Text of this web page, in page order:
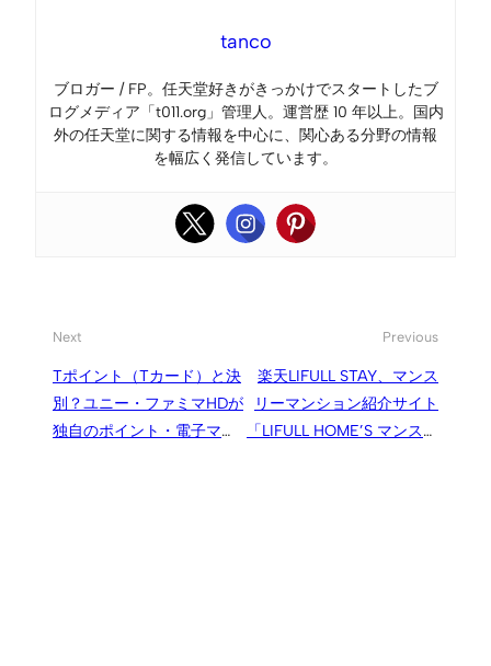
tanco
ブロガー / FP。任天堂好きがきっかけでスタートしたブ
ログメディア「t011.org」管理人。運営歴 10 年以上。国内
外の任天堂に関する情報を中心に、関心ある分野の情報
を幅広く発信しています。
Next
Tポイント（Tカード）と決
別？ユニー・ファミマHDが
独自のポイント・電子マネ
Previous
楽天LIFULL STAY、マンス
リーマンション紹介サイト
「LIFULL HOME’S マンスリ